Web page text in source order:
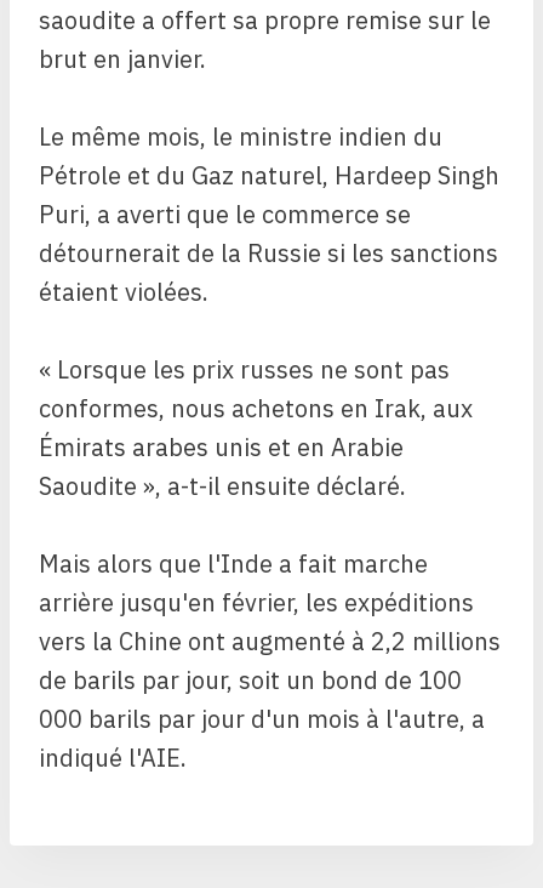
saoudite a offert sa propre remise sur le
brut en janvier.
Le même mois, le ministre indien du
Pétrole et du Gaz naturel, Hardeep Singh
Puri, a averti que le commerce se
détournerait de la Russie si les sanctions
étaient violées.
« Lorsque les prix russes ne sont pas
conformes, nous achetons en Irak, aux
Émirats arabes unis et en Arabie
Saoudite », a-t-il ensuite déclaré.
Mais alors que l'Inde a fait marche
arrière jusqu'en février, les expéditions
vers la Chine ont augmenté à 2,2 millions
de barils par jour, soit un bond de 100
000 barils par jour d'un mois à l'autre, a
indiqué l'AIE.